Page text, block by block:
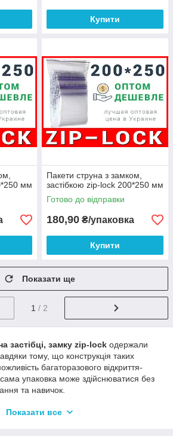
Купити
мм
Пакети струна з замком,
застібкою zip-lock 200*250 мм
Готово до відправки
180,90 ₴/упаковка
Купити
Показати ще
1 / 2
застібці, замку zip-lock одержали
тому, що конструкція таких
багаторазового відкриття-
упаковка може здійснюватися без
та навичок.
умовах.
Показати все